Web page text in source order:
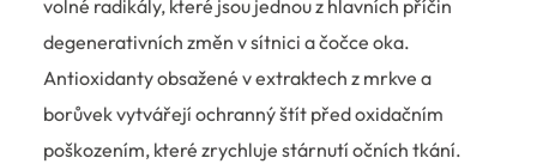
volné radikály, které jsou jednou z hlavních příčin
degenerativních změn v sítnici a čočce oka.
Antioxidanty obsažené v extraktech z mrkve a
borůvek vytvářejí ochranný štít před oxidačním
poškozením, které zrychluje stárnutí očních tkání.